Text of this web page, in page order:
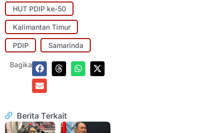
HUT PDIP ke-50
Kalimantan Timur
PDIP Samarinda
Bagikan:
Berita Terkait